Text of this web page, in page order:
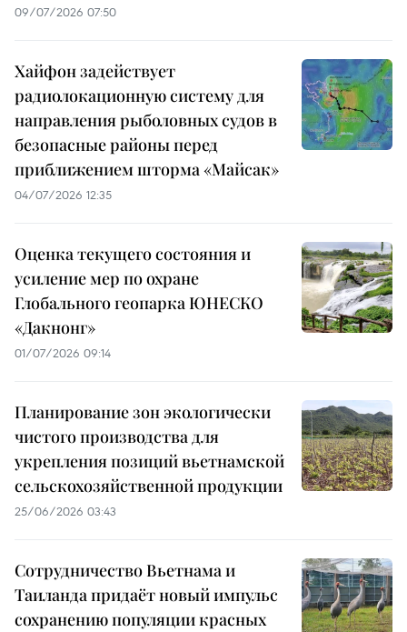
09/07/2026 07:50
Хайфон задействует
радиолокационную систему для
направления рыболовных судов в
безопасные районы перед
приближением шторма «Майсак»
04/07/2026 12:35
Оценка текущего состояния и
усиление мер по охране
Глобального геопарка ЮНЕСКО
«Дакнонг»
01/07/2026 09:14
Планирование зон экологически
чистого производства для
укрепления позиций вьетнамской
сельскохозяйственной продукции
25/06/2026 03:43
Сотрудничество Вьетнама и
Таиланда придаёт новый импульс
сохранению популяции красных